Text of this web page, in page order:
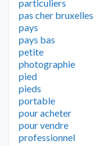
particuliers
pas cher bruxelles
pays
pays bas
petite
photographie
pied
pieds
portable
pour acheter
pour vendre
professionnel